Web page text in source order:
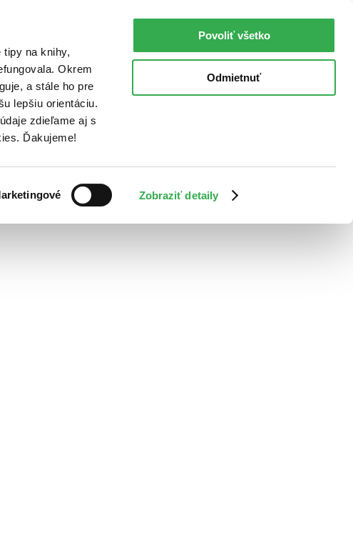
na knihy,
Okrem
a stále ho pre
lepšiu orientáciu.
zdieľame aj s
Ďakujeme!
Zobraziť detaily
Povoliť všetko
Odmietnuť